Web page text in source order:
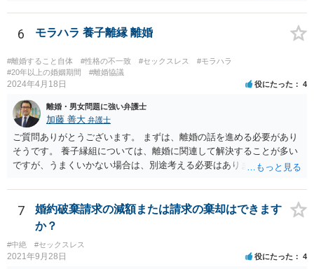
6 モラハラ 養子離縁 離婚
#離婚すること自体 #性格の不一致 #セックスレス
#モラハラ
#20年以上の婚姻期間
#離婚協議
2024年4月18日 役にたった 4
離婚・男女問題に強い弁護士
加藤 善大 弁護士
ご質問ありがとうございます。 まずは、離婚の話を進める必要があり
そうです。 養子縁組については、離婚に関連して解決することが多い
ですが、うまくいかない場合は、別途考える必要はあります。 離婚の
での話し合い）、裁判離婚（裁判官が離婚を認めるもの）の３種類が
あります。 離婚を希望する場合は、通常は、協議離婚を目指して当人
同士で話し合いをすることから始めますので、話し合いの準備を整え
ることから始めてください。 場合によっては、話し合いの前に別居す
ることも考えられます。 話し合いの準備としては、一般論として、ど
のような条件で離婚するかについて、ご質問者様の希望をまとめた
7
婚約破棄請求の減額または請求の棄却はできます
か？
#中絶 #セックスレス
2021年9月28日 役にたった 4